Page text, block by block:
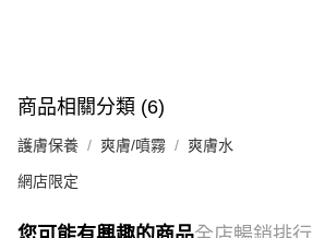
每筆HK$20.00，滿HK$100.00或以上免運費
澳門地區配送 - 確認發貨後1-4個工作天送達
商品相關分類 (6)
護膚保養 爽膚/噴霧 爽膚水
網店限定